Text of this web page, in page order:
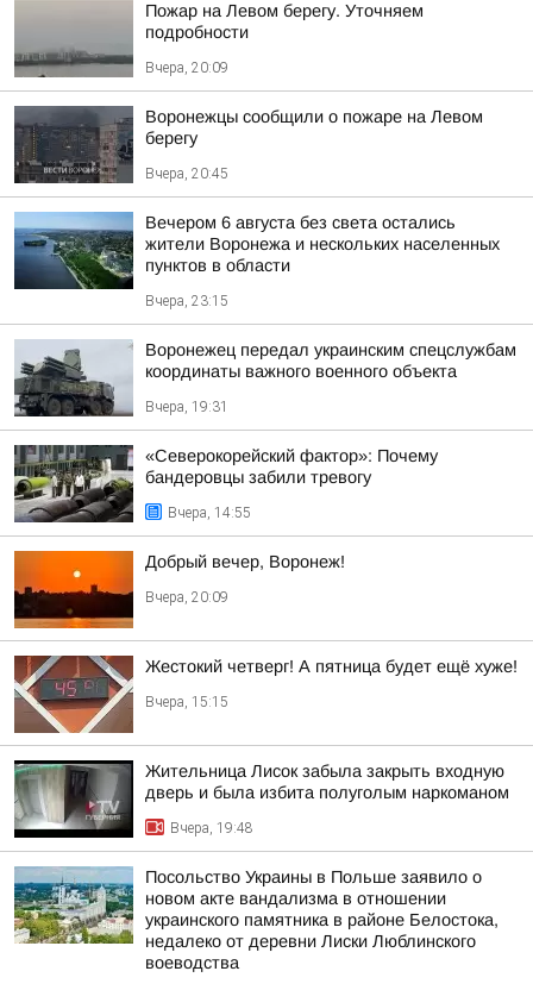
Пожар на Левом берегу. Уточняем
подробности
Вчера, 20:09
Воронежцы сообщили о пожаре на Левом
берегу
Вчера, 20:45
Вечером 6 августа без света остались
жители Воронежа и нескольких населенных
пунктов в области
Вчера, 23:15
Воронежец передал украинским спецслужбам
координаты важного военного объекта
Вчера, 19:31
«Северокорейский фактор»: Почему
бандеровцы забили тревогу
Вчера, 14:55
Добрый вечер, Воронеж!
Вчера, 20:09
Жестокий четверг! А пятница будет ещё хуже!
Вчера, 15:15
Жительница Лисок забыла закрыть входную
дверь и была избита полуголым наркоманом
Вчера, 19:48
Посольство Украины в Польше заявило о
новом акте вандализма в отношении
украинского памятника в районе Белостока,
недалеко от деревни Лиски Люблинского
воеводства